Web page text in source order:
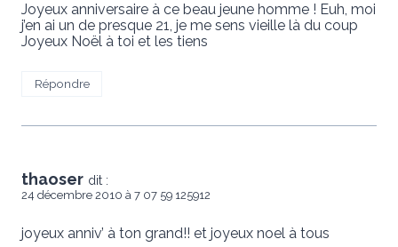
Joyeux anniversaire à ce beau jeune homme ! Euh, moi
j’en ai un de presque 21, je me sens vieille là du coup
Joyeux Noël à toi et les tiens
Répondre
thaoser dit :
24 décembre 2010 à 7 07 59 125912
joyeux anniv’ à ton grand!! et joyeux noel à tous